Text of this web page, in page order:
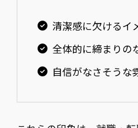
清潔感に欠けるイ
全体的に締まりの
自信がなさそうな